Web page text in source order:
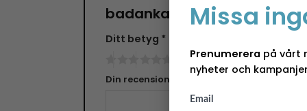
Missa
Prenumerera på vårt
nyheter och
Email
badanka”
Ditt betyg *
Din recension